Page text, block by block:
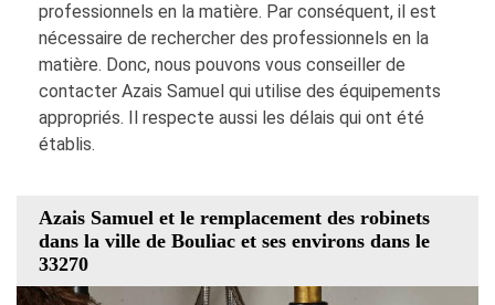
professionnels en la matière. Par conséquent, il est
nécessaire de rechercher des professionnels en la
matière. Donc, nous pouvons vous conseiller de
contacter Azais Samuel qui utilise des équipements
appropriés. Il respecte aussi les délais qui ont été
établis.
Azais Samuel et le remplacement des robinets
dans la ville de Bouliac et ses environs dans le
33270